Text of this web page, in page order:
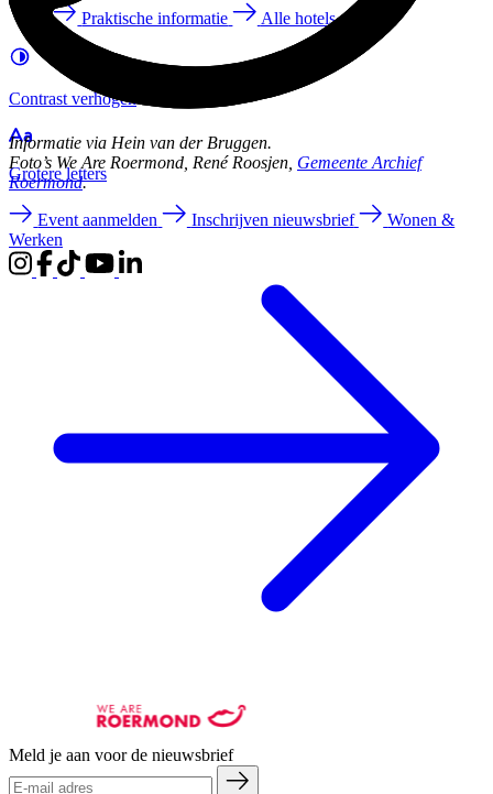
Praktische informatie
Alle hotels, B&B's
Contrast verhogen
Grotere letters
Event aanmelden Inschrijven nieuwsbrief
Wonen &
Werken
Informatie via Hein van der Bruggen.
Foto’s We Are Roermond, René Roosjen, Gemeente Archief
Roermond.
Meld je aan voor de nieuwsbrief